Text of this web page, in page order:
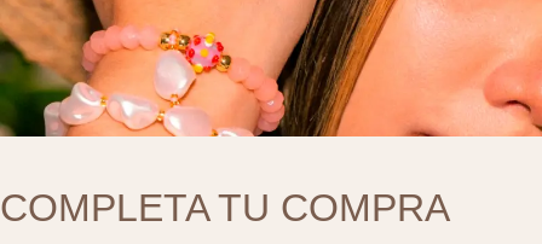
COMPLETA TU COMPRA